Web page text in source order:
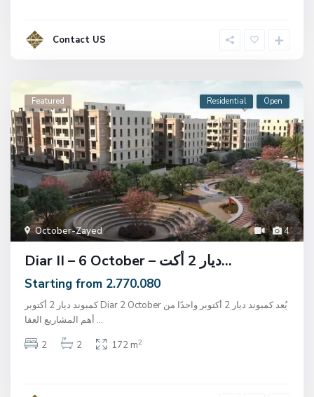
Contact US
4
October-Zayed
Featured Residential Open
Diar II – 6 October – ديار 2 أكت...
Starting from 2.770.080
كمبوند ديار 2 أكتوبر Diar 2 October يُعد كمبوند ديار 2 أكتوبر واحدًا من
...
2
2 172 m2